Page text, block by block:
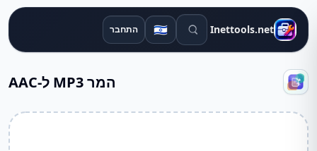
Inettools.net חיפוש כלים
🇮🇱 התחבר
המר MP3 ל-AAC